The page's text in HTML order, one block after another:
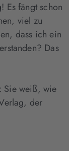
Es fängt schon
viel zu
dass ich ein
Das
Sie weiß, wie
der